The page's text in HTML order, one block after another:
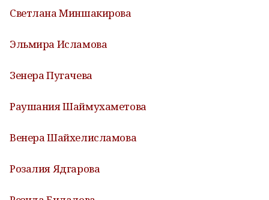
Светлана Миншакирова
Эльмира Исламова
Зенера Пугачева
Раушания Шаймухаметова
Венера Шайхелисламова
Розалия Ядгарова